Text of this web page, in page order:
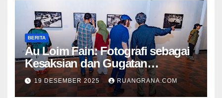
BERITA
Au Loim Fain: Fotografi sebagai
Kesaksian dan Gugatan
Kemanusiaan
19 DESEMBER 2025 RUANGRANA.COM